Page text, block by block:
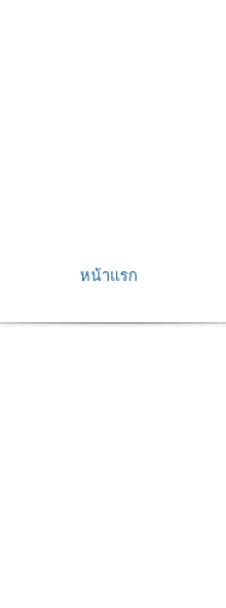
หน้าแรก